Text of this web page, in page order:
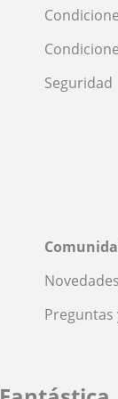
Seguridad
Preguntas